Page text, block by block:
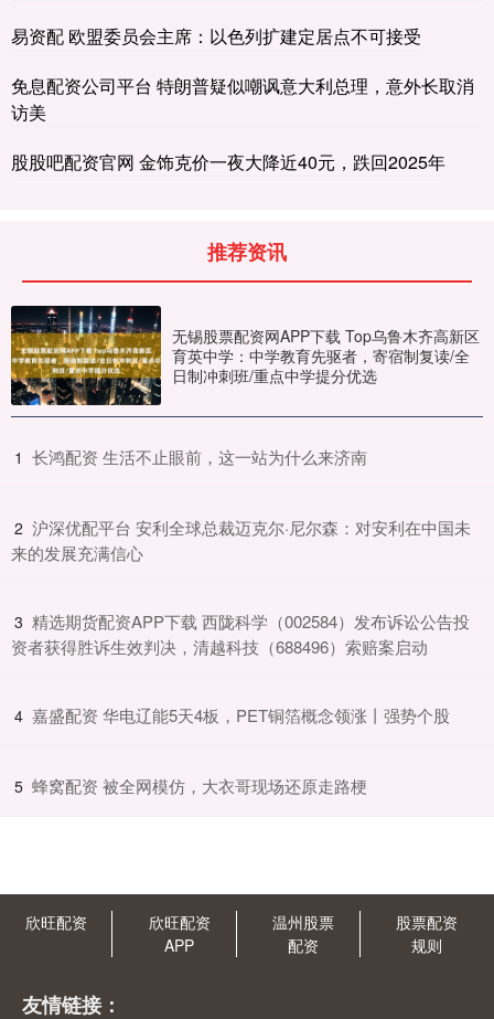
易资配 欧盟委员会主席：以色列扩建定居点不可接受
免息配资公司平台 特朗普疑似嘲讽意大利总理，意外长取消
访美
股股吧配资官网 金饰克价一夜大降近40元，跌回2025年
推荐资讯
无锡股票配资网APP下载 Top乌鲁木齐高新区
育英中学：中学教育先驱者，寄宿制复读/全
日制冲刺班/重点中学提分优选
1 ​长鸿配资 生活不止眼前，这一站为什么来济南
2 ​沪深优配平台 安利全球总裁迈克尔·尼尔森：对安利在中国未
来的发展充满信心
3 ​精选期货配资APP下载 西陇科学（002584）发布诉讼公告投
资者获得胜诉生效判决，清越科技（688496）索赔案启动
4 ​嘉盛配资 华电辽能5天4板，PET铜箔概念领涨丨强势个股
5 ​蜂窝配资 被全网模仿，大衣哥现场还原走路梗
欣旺配资
欣旺配资
APP
温州股票
配资
股票配资
规则
友情链接：